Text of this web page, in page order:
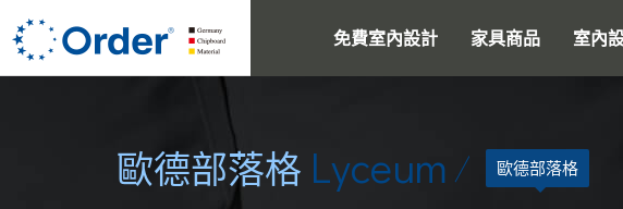
免費室內設計 家具商品 室內
歐德部落格 Lyceum 歐德部落格